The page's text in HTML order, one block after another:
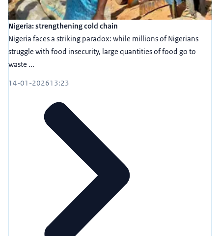
Nigeria: strengthening cold chain
Nigeria faces a striking paradox: while millions of Nigerians
struggle with food insecurity, large quantities of food go to
waste ...
14-01-202613:23